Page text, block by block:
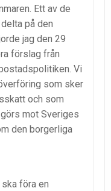
Ett av de
på den
jag den 29
förslag från
Vi
som sker
och som
mot Sveriges
den borgerliga
föra en